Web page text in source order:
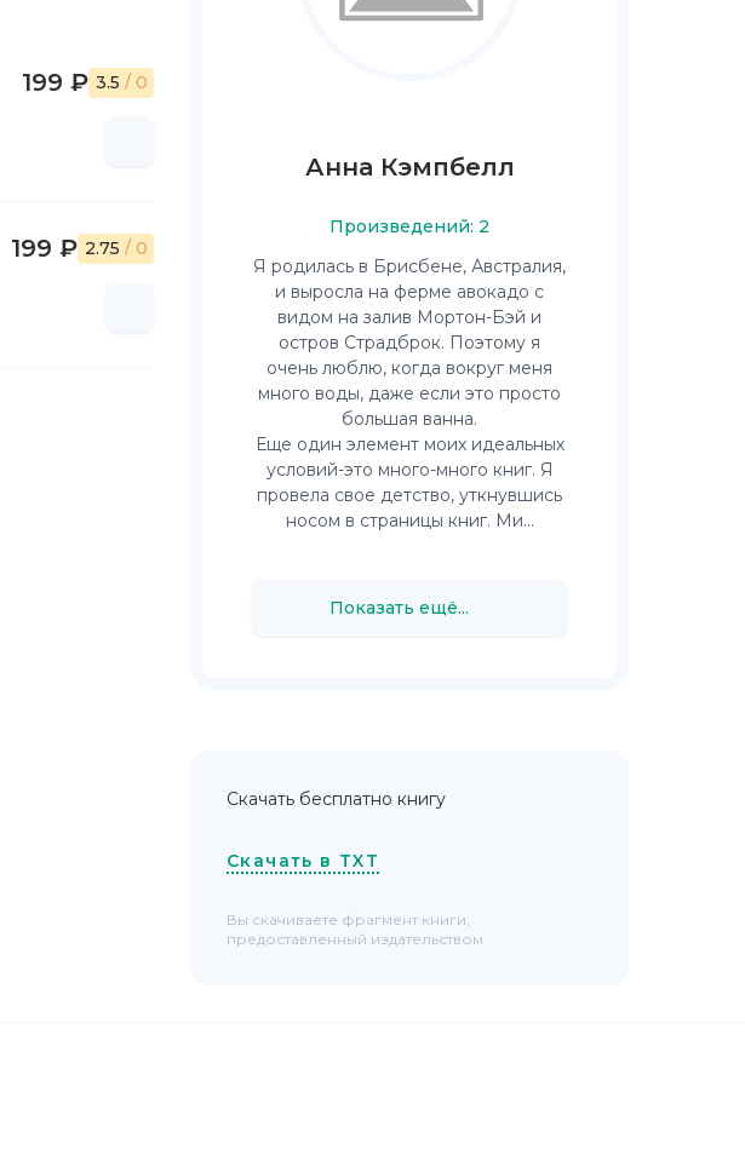
199 ₽ 3.5 / 0
199 ₽ 2.75 / 0
Анна Кэмпбелл
Произведений: 2
Я родилась в Брисбене, Австралия,
и выросла на ферме авокадо с
видом на залив Мортон-Бэй и
остров Страдброк. Поэтому я
очень люблю, когда вокруг меня
много воды, даже если это просто
большая ванна.
Еще один элемент моих идеальных
условий-это много-много книг. Я
провела свое детство, уткнувшись
носом в страницы книг. Ми...
Показать ещё...
Скачать бесплатно книгу
Скачать в TXT
Вы скачиваете фрагмент книги,
предоставленный издательством